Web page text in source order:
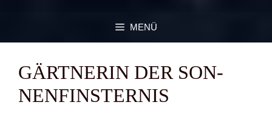
MENÜ
GÄRT­NE­RIN DER SON­
NEN­FINS­TER­NIS